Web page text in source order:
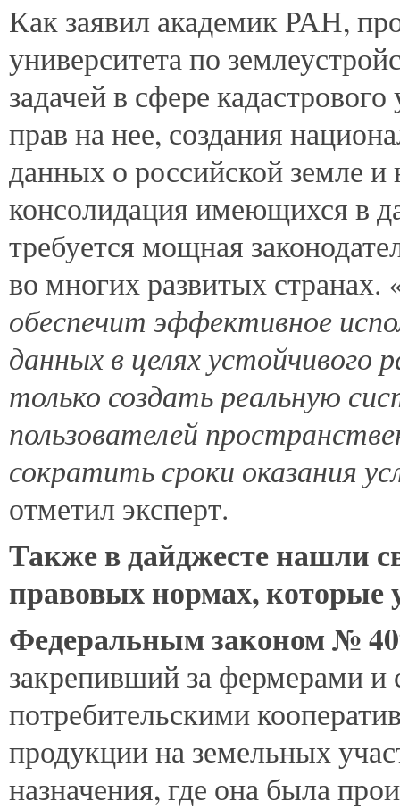
Как заявил академик РАН,
университета по
задачей в сфере
прав на нее, создания
данных о российской земле
консолидация имеющихся в
требуется мощная
во многих развитых странах.
обеспечит эффективное
данных в целях
только создать реальную
пользователей
сократить сроки оказания
отметил эксперт.
Также в дайджесте нашли
правовых нормах, которые
Федеральным законом №
закрепивший за фермерами и
потребительскими
продукции на земельных
назначения, где она была